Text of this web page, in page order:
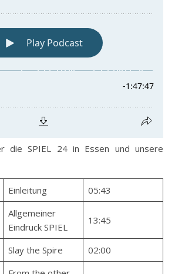
Einleitung 05:43
Allgemeiner
Eindruck SPIEL
13:45
Slay the Spire 02:00